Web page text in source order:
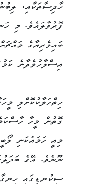
ހާދިސާތަކާއި،
ފޮރުވާލައެވެ. މި
ބައިވެރިޔާގެ
އިސްލާހުވެދާނެ
ހިތްހަލާކުކޮށްލި
ގޮތުން މީހާ
މިއީ ހަމައެކަނި
ނޫނެވެ. އޭގެ
ސިކުނޑީގައި ހިނގާ